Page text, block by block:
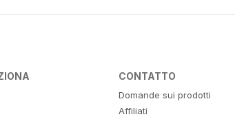
CONTATTO
Domande sui prodotti
Affiliati